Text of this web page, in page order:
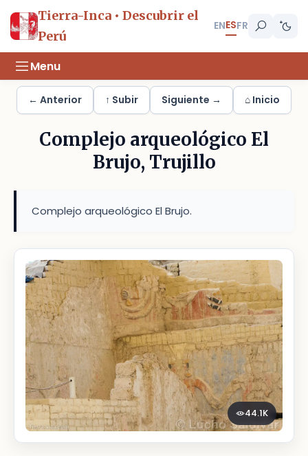
Tierra-Inca • Descubrir el
Perú
ENESFR
Menu
← Anterior ↑ Subir Siguiente → ⌂ Inicio
Complejo arqueológico El
Brujo, Trujillo
Complejo arqueológico El Brujo.
44.1K